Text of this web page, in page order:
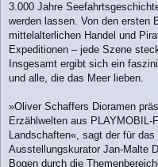
3.000 Jahre
werden lassen. Von den ersten
mittelalterlichen Handel und
Expeditionen – jede Szene
Insgesamt ergibt sich ein
und alle, die das Meer lieben.
»Oliver Schaffers Dioramen
Erzählwelten aus PLAYMOBIL-
Landschaften«, sagt der für
Ausstellungskurator Jan-Malte
Bogen durch die